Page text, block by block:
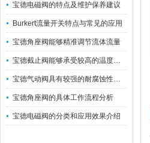
宝德电磁阀的特点及维护保养建议
Burkert流量开关特点与常见的应用
宝德角座阀能够精准调节流体流量
宝德截止阀能够承受较高的温度和压力
宝德气动阀具有较强的耐腐蚀性和抗震性
宝德角座阀的具体工作流程分析
宝德电磁阀的分类和应用效果介绍